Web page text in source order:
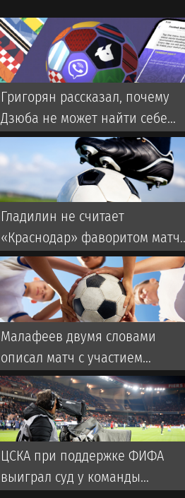
Григорян рассказал, почему
Дзюба не может найти себе
команду в РПЛ
Гладилин не считает
«Краснодар» фаворитом
со «Спартаком» в РПЛ
Малафеев двумя словами
описал матч с участием
ветеранов «Зенита». Во время
игры использовалась
пиротехника
ЦСКА при поддержке ФИФА
выиграл суд у команды